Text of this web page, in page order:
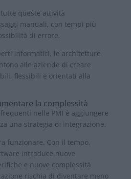
queste attività
manuali, con tempi più
di errore.
informatici, le architetture
alle aziende di creare
flessibili e orientati alla
la complessità
nelle PMI è aggiungere
una strategia di integrazione.
funzionare. Con il tempo,
introduce nuove
e nuove complessità
rischia di diventare meno